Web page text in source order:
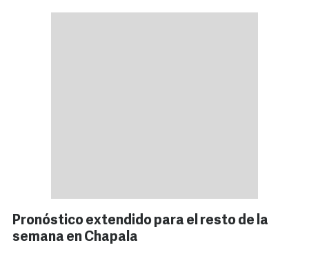
Pronóstico extendido para el resto de la
semana en Chapala